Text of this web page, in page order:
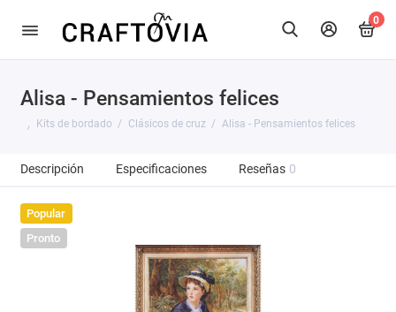
0
Alisa - Pensamientos felices
Kits de bordado Clásicos de cruz Alisa - Pensamientos felices
Descripción Especificaciones Reseñas 0
Popular
Pronto